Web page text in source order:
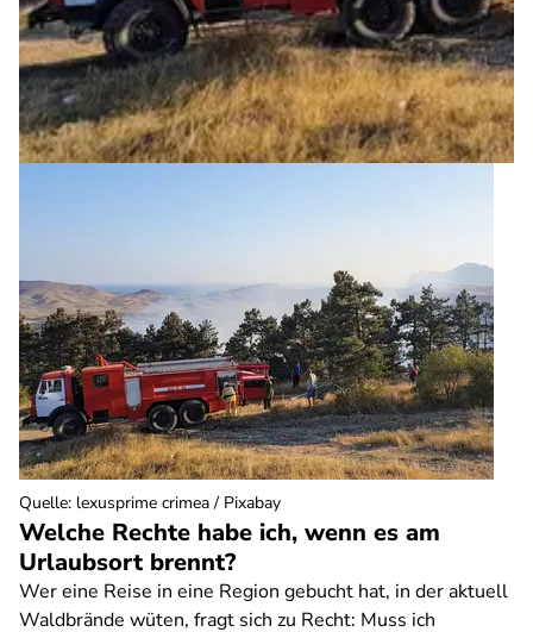
Welche Rechte habe ich, wenn es am
Urlaubsort brennt?
Wer eine Reise in eine Region gebucht hat, in der aktuell
Waldbrände wüten, fragt sich zu Recht: Muss ich
Quelle: lexusprime crimea / Pixabay